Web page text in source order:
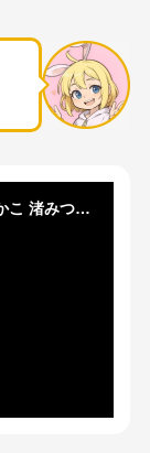
【口リコンホイホイ】 松本いちか あべみかこ 渚みつき←このあたりのAV女優が好きなんやが